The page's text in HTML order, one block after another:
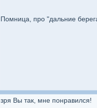
Помница, про "дальние
зря Вы так, мне понравился!